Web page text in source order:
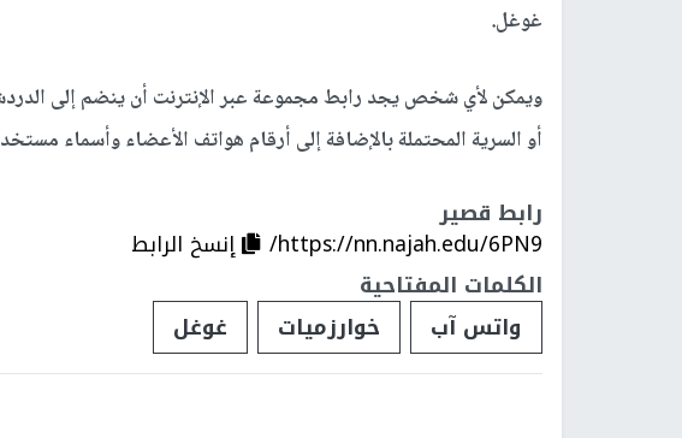
غوغل.
ويمكن لأي شخص يجد رابط مجموعة عبر الإنترنت أن ينضم إلى
أو السرية المحتملة بالإضافة إلى أرقام هواتف الأعضاء وأسماء
رابط قصير
https://nn.najah.edu/6PN9/
إنسخ الرابط
الكلمات المفتاحية
واتس آب
خوارزميات غوغل